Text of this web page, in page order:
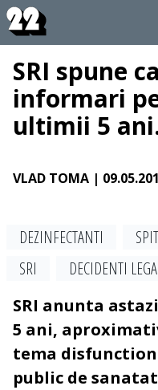
SRI spune
informari
ultimii 5
VLAD TOMA |
DEZINFECTANTI
SRI
DECIDENTI
SRI anunta
5 ani,
tema
public de